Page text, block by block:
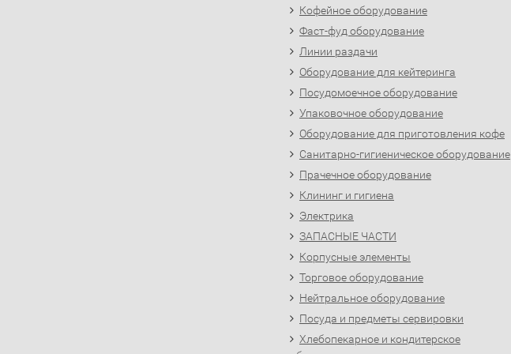
Кофейное оборудование
Фаст-фуд оборудование
Линии раздачи
Оборудование для кейтеринга
Посудомоечное оборудование
Упаковочное оборудование
Оборудование для приготовления кофе
Санитарно-гигиеническое оборудование
Прачечное оборудование
Клининг и гигиена
Электрика
ЗАПАСНЫЕ ЧАСТИ
Корпусные элементы
Торговое оборудование
Нейтральное оборудование
Посуда и предметы сервировки
Хлебопекарное и кондитерское